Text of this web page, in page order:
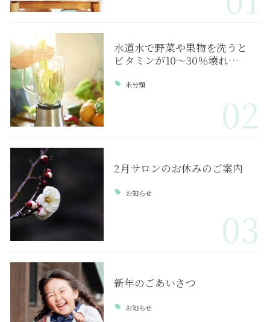
水道水で野菜や果物を洗うと
ビタミンが10～30％壊れ…
未分類
02
2月サロンのお休みのご案内
お知らせ
03
新年のごあいさつ
お知らせ